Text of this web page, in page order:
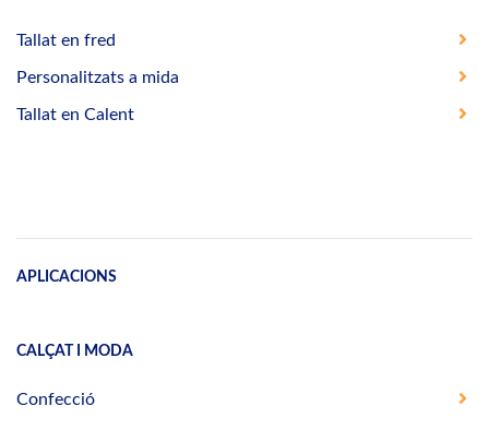
Tallat en fred
Personalitzats a mida
Tallat en Calent
APLICACIONS
CALÇAT I MODA
Confecció